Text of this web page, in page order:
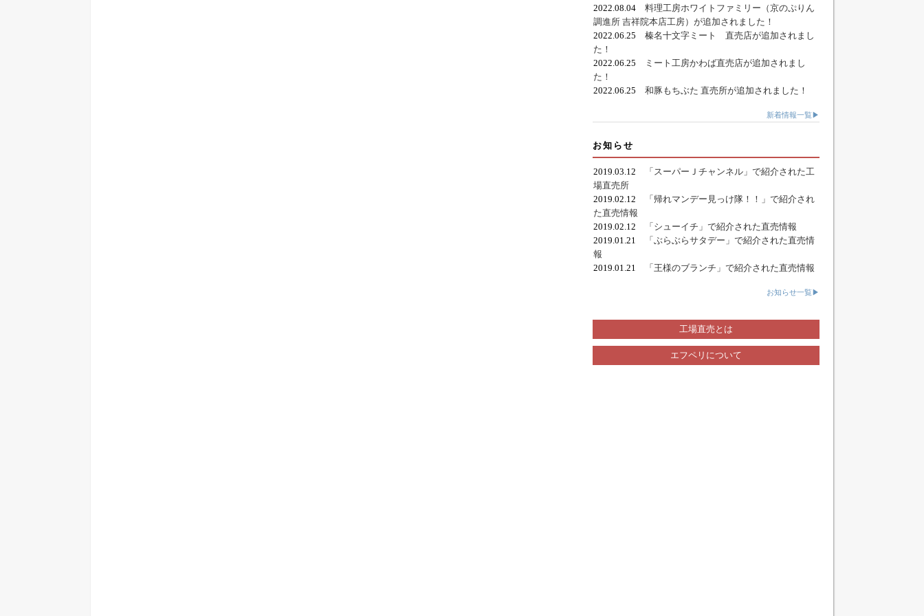
2022.08.04 料理工房ホワイトファミリー（京のぷりん
調進所 吉祥院本店工房）が追加されました！
2022.06.25 榛名十文字ミート 直売店が追加されまし
た！
2022.06.25
ミート工房かわば直売店が追加されまし
た！
2022.06.25 和豚もちぶた 直売所が追加されました！
新着情報一覧▶
お知らせ
2019.03.12
「スーパーＪチャンネル」で紹介された工
場直売所
2019.02.12
「帰れマンデー見っけ隊！！」で紹介され
た直売情報
2019.02.12
「シューイチ」で紹介された直売情報
2019.01.21
「ぶらぶらサタデー」で紹介された直売情
報
2019.01.21
「王様のブランチ」で紹介された直売情報
お知らせ一覧▶
工場直売とは
エフペリについて